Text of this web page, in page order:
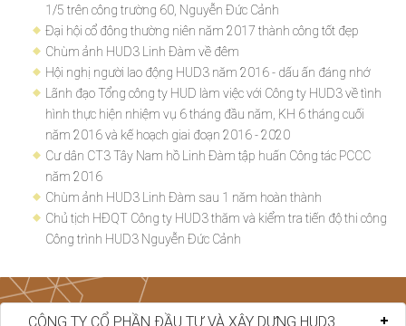
1/5 trên công trường 60, Nguyễn Đức Cảnh
Đại hội cổ đông thường niên năm 2017 thành công tốt đẹp
Chùm ảnh HUD3 Linh Đàm về đêm
Hội nghị người lao động HUD3 năm 2016 - dấu ấn đáng nhớ
Lãnh đạo Tổng công ty HUD làm việc với Công ty HUD3 về tình
hình thực hiện nhiệm vụ 6 tháng đầu năm, KH 6 tháng cuối
năm 2016 và kế hoạch giai đoạn 2016 - 2020
Cư dân CT3 Tây Nam hồ Linh Đàm tập huấn Công tác PCCC
năm 2016
Chùm ảnh HUD3 Linh Đàm sau 1 năm hoàn thành
Chủ tịch HĐQT Công ty HUD3 thăm và kiểm tra tiến độ thi công
Công trình HUD3 Nguyễn Đức Cảnh
CÔNG TY CỔ PHẦN ĐẦU TƯ VÀ XÂY DỰNG HUD3